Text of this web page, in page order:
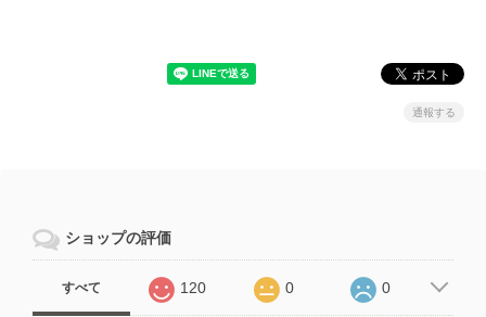
通報する
ショップの評価
すべて 120 0 0